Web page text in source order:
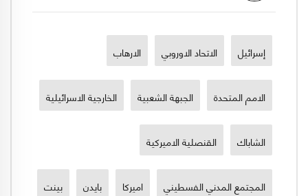
إسرائيل الاتحاد الاوروبي الارهاب
الامم المتحدة الجبهة الشعبية الخارجية الاسرائيلية
الشاباك القنصلية الاميركية
المجتمع المدني الفسطيني اميركا بايدن بينت